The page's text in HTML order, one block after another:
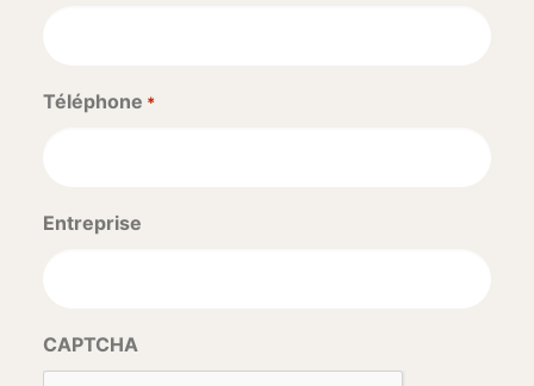
Téléphone *
Entreprise
CAPTCHA